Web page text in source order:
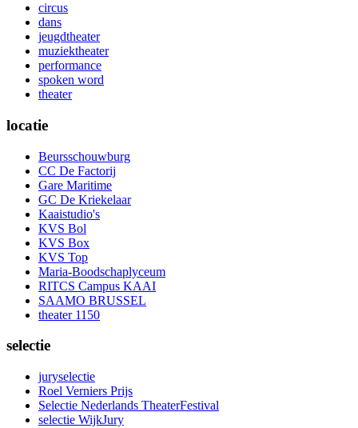
circus
dans
jeugdtheater
muziektheater
performance
spoken word
theater
locatie
Beursschouwburg
CC De Factorij
Gare Maritime
GC De Kriekelaar
Kaaistudio's
KVS Bol
KVS Box
KVS Top
Maria-Boodschaplyceum
RITCS Campus KAAI
SAAMO BRUSSEL
theater 1150
selectie
juryselectie
Roel Verniers Prijs
Selectie Nederlands TheaterFestival
selectie WijkJury